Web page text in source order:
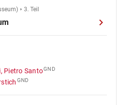
3. Teil
Pietro SantoGND
GND